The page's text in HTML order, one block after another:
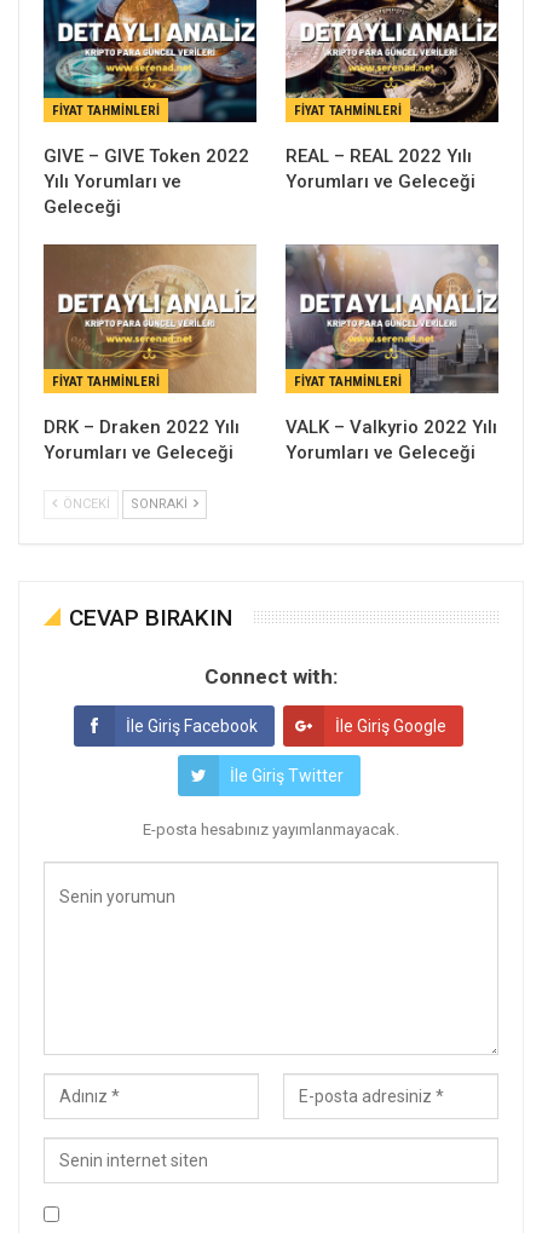
FIYAT TAHMINLERI
GIVE – GIVE Token 2022
Yılı Yorumları ve
Geleceği
FIYAT TAHMINLERI
REAL – REAL 2022 Yılı
Yorumları ve Geleceği
FIYAT TAHMINLERI
DRK – Draken 2022 Yılı
Yorumları ve Geleceği
FIYAT TAHMINLERI
VALK – Valkyrio 2022 Yılı
Yorumları ve Geleceği
ÖNCEKI SONRAKI
CEVAP BIRAKIN
Connect with:
İle Giriş Facebook İle Giriş Google
İle Giriş Twitter
E-posta hesabınız yayımlanmayacak.